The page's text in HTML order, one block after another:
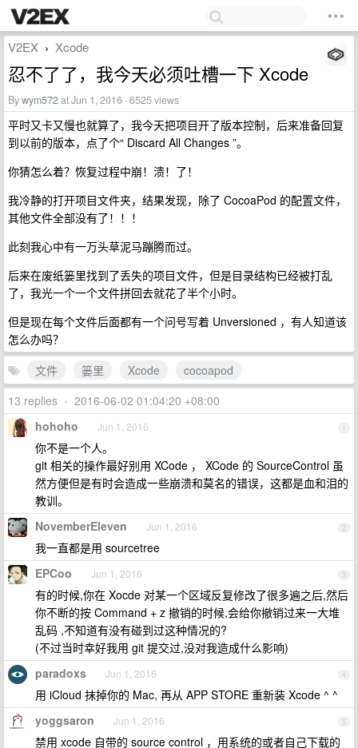
V2EX › Xcode
忍不了了，我今天必须吐槽一下 Xcode
Bywym572at Jun 1, 2016 · 6525 views
平时又卡又慢也就算了，我今天把项目开了版本控制，后来准备回复
到以前的版本，点了个“ Discard All Changes ”。
你猜怎么着？恢复过程中崩！溃！了！
我冷静的打开项目文件夹，结果发现，除了 CocoaPod 的配置文件，
其他文件全部没有了！！！
此刻我心中有一万头草泥马蹦腾而过。
后来在废纸篓里找到了丢失的项目文件，但是目录结构已经被打乱
了，我光一个一个文件拼回去就花了半个小时。
但是现在每个文件后面都有一个问号写着 Unversioned ，有人知道该
怎么办吗？
文件
篓里 Xcode
cocoapod
13 replies • 2016-06-02 01:04:20 +08:00
1
hohoho Jun 1, 2016
你不是一个人。
git 相关的操作最好别用 XCode ， XCode 的 SourceControl 虽
然方便但是有时会造成一些崩溃和莫名的错误，这都是血和泪的
教训。
2
NovemberEleven Jun 1, 2016
我一直都是用 sourcetree
3
EPCoo Jun 1, 2016
有的时候,你在 Xocde 对某一个区域反复修改了很多遍之后,然后
你不断的按 Command + z 撤销的时候,会给你撤销过来一大堆
乱码 ,不知道有没有碰到过这种情况的?
(不过当时幸好我用 git 提交过,没对我造成什么影响)
4
paradoxs Jun 1, 2016
用 iCloud 抹掉你的 Mac, 再从 APP STORE 重新装 Xcode ^ ^
5
yoggsaron Jun 1, 2016
禁用 xcode 自带的 source control ，用系统的或者自己下载的